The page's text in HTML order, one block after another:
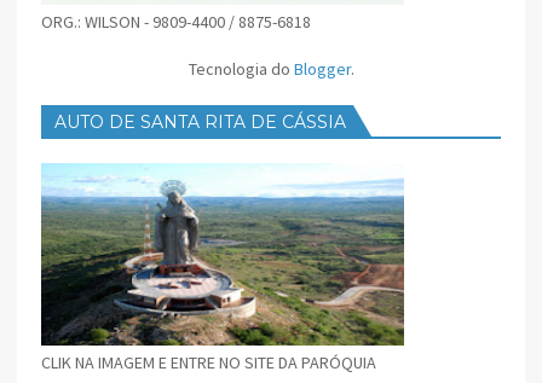
ORG.: WILSON - 9809-4400 / 8875-6818
Tecnologia do Blogger.
AUTO DE SANTA RITA DE CÁSSIA
CLIK NA IMAGEM E ENTRE NO SITE DA PARÓQUIA